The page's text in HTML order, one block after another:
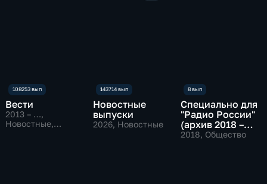
Вести
2013 – …,
Новостные,
Новостные
выпуски
2026, Новостные
Специально для
"Радио России"
(архив 2018 –
2019)
2018, Общество